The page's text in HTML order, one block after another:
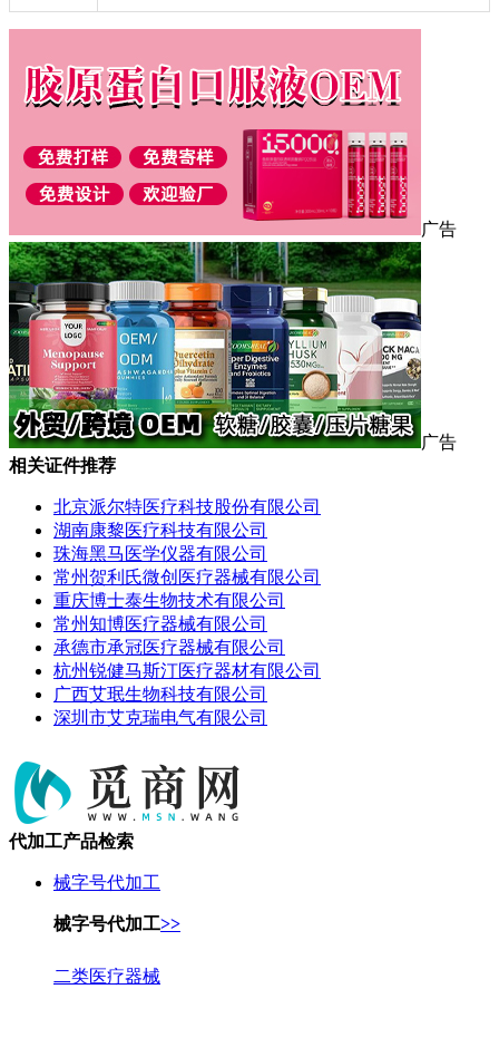
广告
广告
相关证件推荐
北京派尔特医疗科技股份有限公司
湖南康黎医疗科技有限公司
珠海黑马医学仪器有限公司
常州贺利氏微创医疗器械有限公司
重庆博士泰生物技术有限公司
常州知博医疗器械有限公司
承德市承冠医疗器械有限公司
杭州锐健马斯汀医疗器材有限公司
广西艾珉生物科技有限公司
深圳市艾克瑞电气有限公司
代加工产品检索
械字号代加工
械字号代加工>>
二类医疗器械